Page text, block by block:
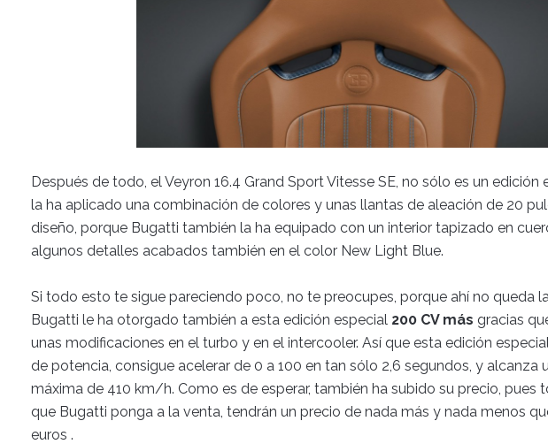
Después de todo, el Veyron 16.4 Grand Sport Vitesse SE, no sólo es un edición
la ha aplicado una combinación de colores y unas llantas de aleación de 20
diseño, porque Bugatti también la ha equipado con un interior tapizado en
algunos detalles acabados también en el color New Light Blue.
Si todo esto te sigue pareciendo poco, no te preocupes, porque ahí no queda
Bugatti le ha otorgado también a esta edición especial 200 CV más gracias
unas modificaciones en el turbo y en el intercooler. Así que esta edición
de potencia, consigue acelerar de 0 a 100 en tan sólo 2,6 segundos, y alcanza
máxima de 410 km/h. Como es de esperar, también ha subido su precio, pues
que Bugatti ponga a la venta, tendrán un precio de nada más y nada menos
euros .